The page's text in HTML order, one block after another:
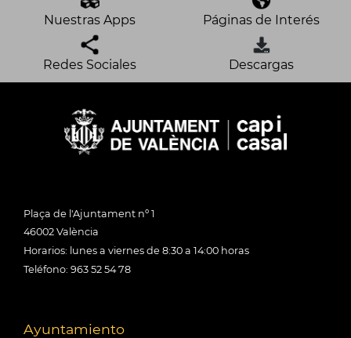
Nuestras Apps Páginas de Interés
Redes Sociales Descargas
Plaça de l'Ajuntament nº 1
46002 València
Horarios: lunes a viernes de 8:30 a 14:00 horas
Teléfono: 963 52 54 78
Ayuntamiento